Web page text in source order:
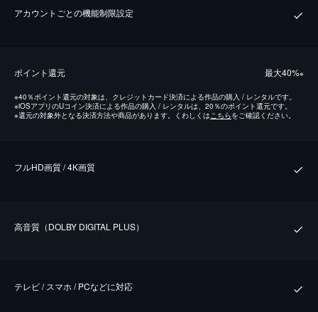
アカウントごとの機能制限設定
ポイント還元 最⼤40%※
※40％ポイント還元の対象は、クレジットカード決済による作品の購入 / レンタルです。
※iOSアプリのUコイン決済による作品の購入 / レンタルは、20％のポイント還元です。
※還元の対象外となる決済方法や商品があります。くわしくはこちらをご確認ください。
フルHD画質 / 4K画質
⾼⾳質（DOLBY DIGITAL PLUS）
テレビ / スマホ / PCなどに対応